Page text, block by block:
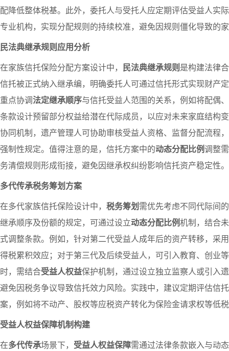
配降低整体税基。此外，委托人与受托人应定期评估受益人实
专业机构，实现分配规则的持续校准，避免因规则僵化导致的
民法典继承规则应用分析
在家族信托保险分配方案设计中， 民法典继承规则是构建法律
信托被正式纳入继承编，明确委托人可通过信托形式实现财产
重点协调法定继承顺序与信托受益人范围的关系，例如将配偶
条款设计预留部分权益给潜在代际成员，以应对未来家庭结构
协同机制，遗产管理人可协助审核受益人资格、监督分配流程
强制性规定。值得注意的是，信托方案中的动态分配比例调整
务清偿规则形成衔接，避免因继承权纠纷影响信托资产稳定性。
多代传承税务筹划方案
在多代家族信托保险设计中， 税务筹划需优先考虑不同代际间
继承顺序及份额的规定，可通过设立动态分配比例机制，结合
式调整条款。例如，针对第二代受益人成年后的资产转移，采
得税累积效应；对于第三代及后续受益人，可引入教育、创业
时，需结合受益人权益保护机制，通过设立独立监察人或引入
避免因税务争议导致信托效力风险。实践中，建议定期评估信
案，例如将不动产、股权等应税资产转化为保险金请求权等低
受益人权益保障机制构建
在多代传承场景下， 受益人权益保障需通过法律条款嵌入与动